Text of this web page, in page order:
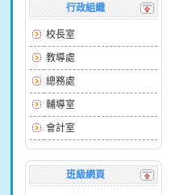
行政組織
校長室
教導處
總務處
輔導室
會計室
班級網頁